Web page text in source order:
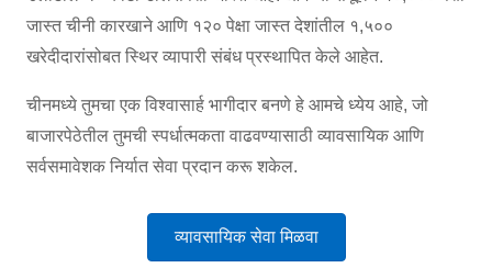
जास्त चीनी कारखाने आणि १२० पेक्षा जास्त देशांतील १,५००
खरेदीदारांसोबत स्थिर व्यापारी संबंध प्रस्थापित केले आहेत.
चीनमध्ये तुमचा एक विश्वासार्ह भागीदार बनणे हे आमचे ध्येय आहे, जो
बाजारपेठेतील तुमची स्पर्धात्मकता वाढवण्यासाठी व्यावसायिक आणि
सर्वसमावेशक निर्यात सेवा प्रदान करू शकेल.
व्यावसायिक सेवा मिळवा